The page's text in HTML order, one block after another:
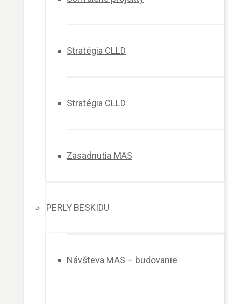
Stratégia CLLD
Stratégia CLLD
Zasadnutia MAS
PERLY BESKIDU
Návšteva MAS – budovanie